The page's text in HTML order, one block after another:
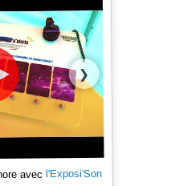
❯
avec l'Exposi'Son